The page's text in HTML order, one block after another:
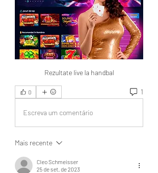
Rezultate live la handbal
0 1
Escreva um comentário
Mais recente
Cleo Schmeisser
25 de set. de 2023